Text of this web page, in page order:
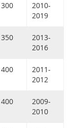
300
2010-
2019
350
2013-
2016
400
2011-
2012
400
2009-
2010